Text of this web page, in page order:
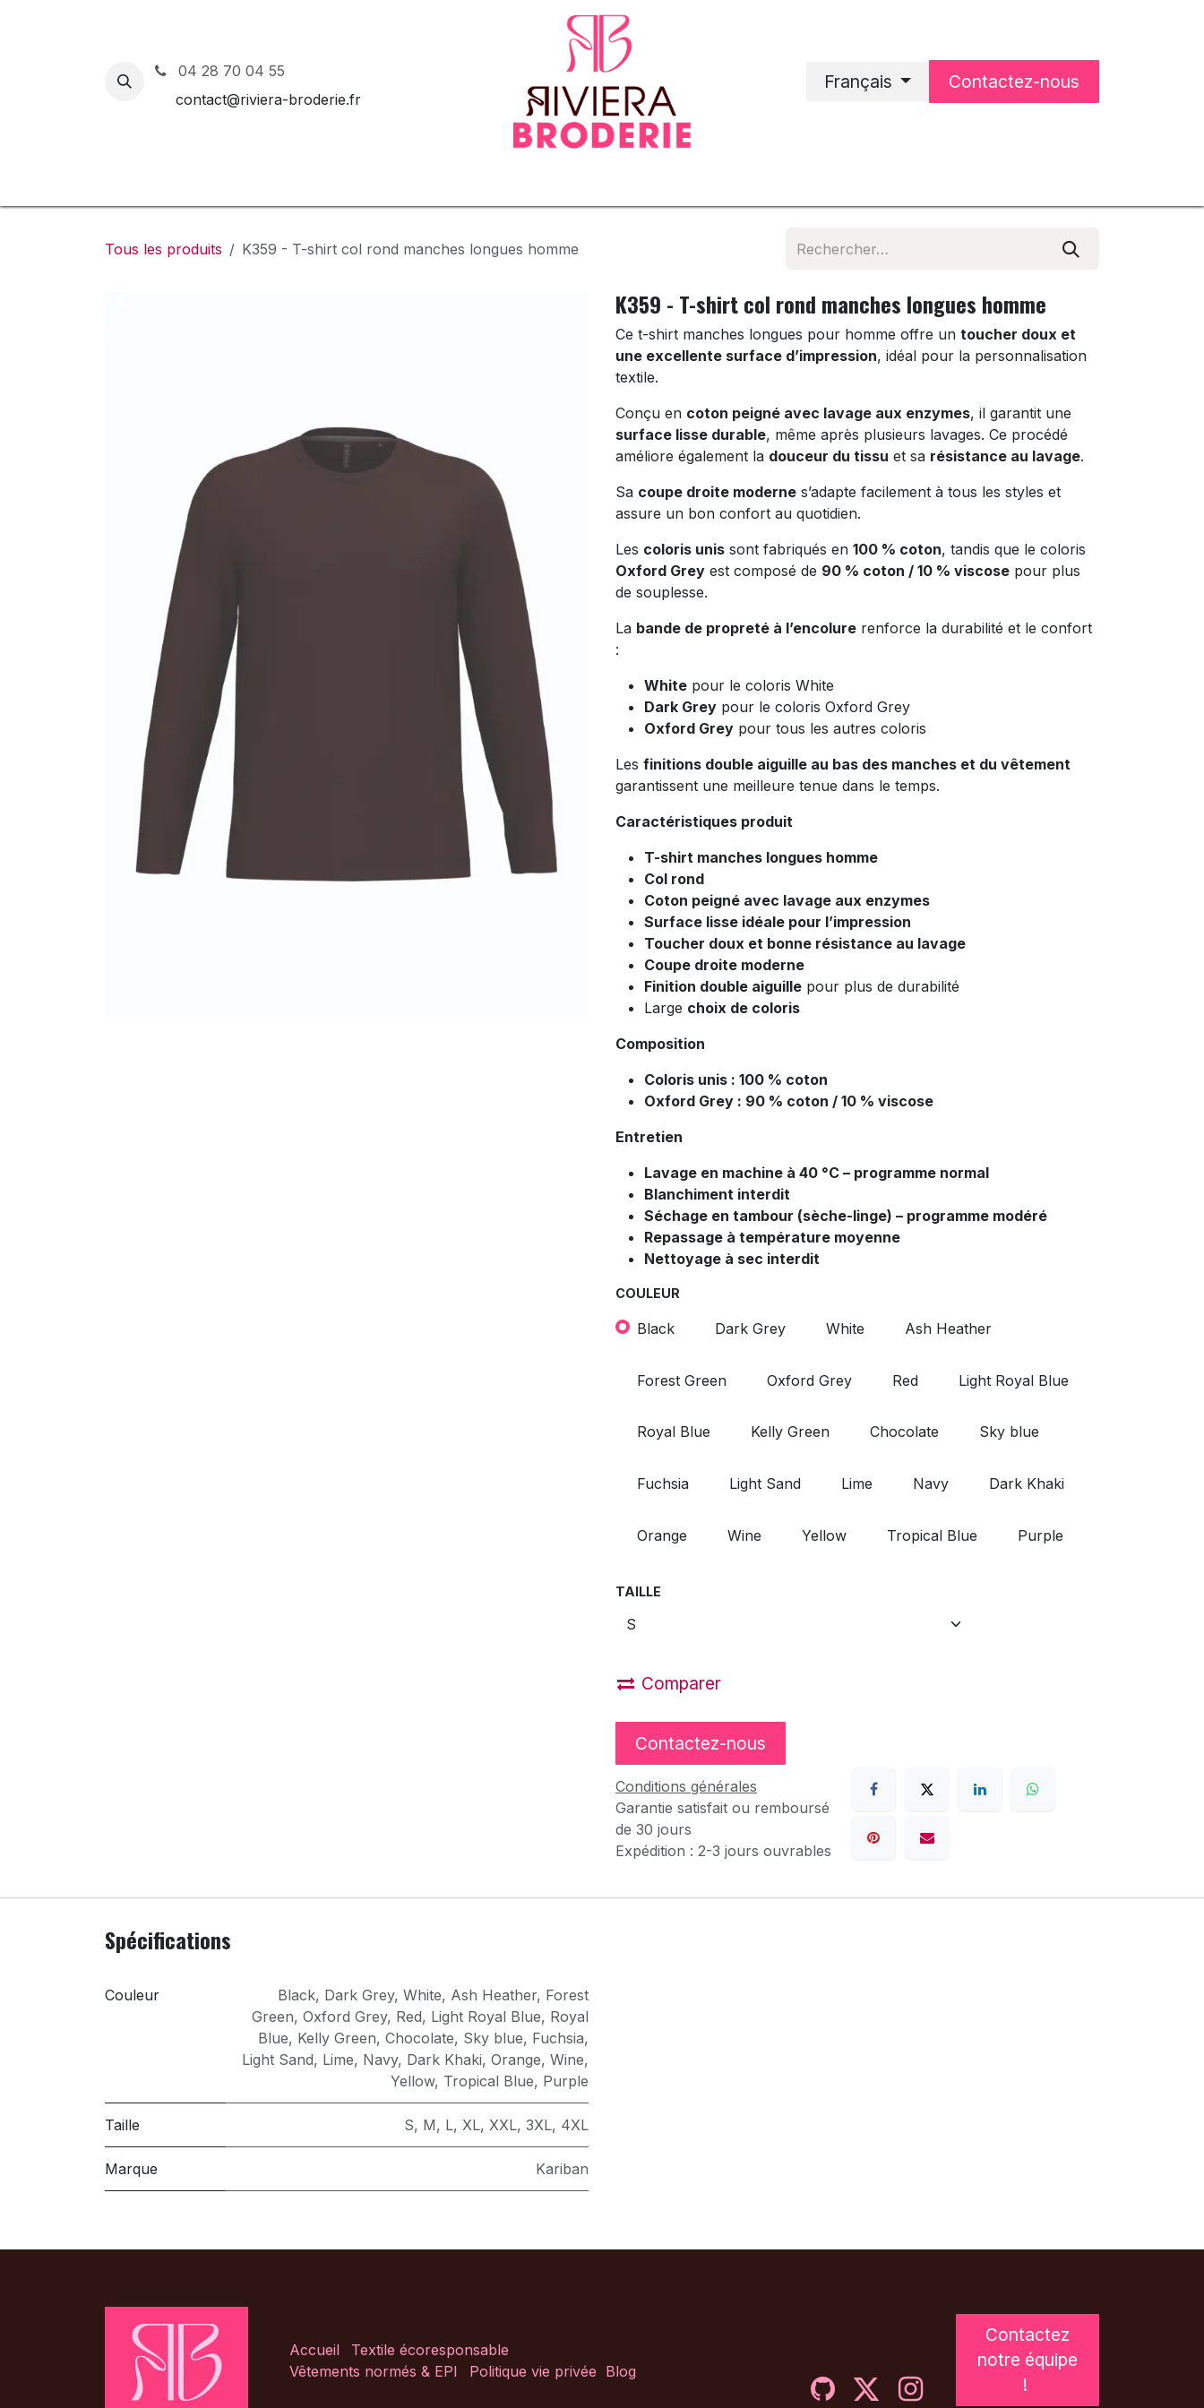
04 28 70 04 55
contact@riviera-broderie.fr
Français Contactez-nous
Tous les produits K359 - T-shirt col rond manches longues homme
K359 - T-shirt col rond manches longues homme
Ce t-shirt manches longues pour homme offre un toucher doux et
une excellente surface d’impression, idéal pour la personnalisation
textile.
Conçu en coton peigné avec lavage aux enzymes, il garantit une
surface lisse durable, même après plusieurs lavages. Ce procédé
améliore également la douceur du tissu et sa résistance au lavage.
Sa coupe droite moderne s’adapte facilement à tous les styles et
assure un bon confort au quotidien.
Les coloris unis sont fabriqués en 100 % coton, tandis que le coloris
Oxford Grey est composé de 90 % coton / 10 % viscose pour plus
de souplesse.
La bande de propreté à l’encolure renforce la durabilité et le confort
:
White pour le coloris White
Dark Grey pour le coloris Oxford Grey
Oxford Grey pour tous les autres coloris
Les finitions double aiguille au bas des manches et du vêtement
garantissent une meilleure tenue dans le temps.
Caractéristiques produit
T-shirt manches longues homme
Col rond
Coton peigné avec lavage aux enzymes
Surface lisse idéale pour l’impression
Toucher doux et bonne résistance au lavage
Coupe droite moderne
Finition double aiguille pour plus de durabilité
Large choix de coloris
Composition
Coloris unis : 100 % coton
Oxford Grey : 90 % coton / 10 % viscose
Entretien
Lavage en machine à 40 °C – programme normal
Blanchiment interdit
Séchage en tambour (sèche-linge) – programme modéré
Repassage à température moyenne
Nettoyage à sec interdit
COULEUR
Black Dark Grey White Ash Heather
Forest Green Oxford Grey Red Light Royal Blue
Royal Blue Kelly Green Chocolate Sky blue
Fuchsia Light Sand Lime Navy Dark Khaki
Orange Wine Yellow Tropical Blue Purple
TAILLE
Comparer
Contactez-nous
Conditions générales
Garantie satisfait ou remboursé
de 30 jours
Expédition : 2-3 jours ouvrables
Spécifications
Couleur Black, Dark Grey, White, Ash Heather, Forest
Green, Oxford Grey, Red, Light Royal Blue, Royal
Blue, Kelly Green, Chocolate, Sky blue, Fuchsia,
Light Sand, Lime, Navy, Dark Khaki, Orange, Wine,
Yellow, Tropical Blue, Purple
Taille S, M, L, XL, XXL, 3XL, 4XL
Marque Kariban
Accueil
Textile écoresponsable
Vêtements normés & EPI
Politique vie privée Blog
Contactez
notre équipe
!